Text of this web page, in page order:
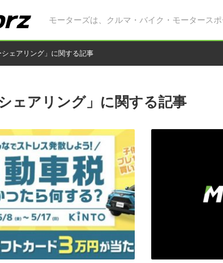
モーターズは、クルマ・バイク・モータース
シェアリング」に関する記事
シェアリング」に関する記事